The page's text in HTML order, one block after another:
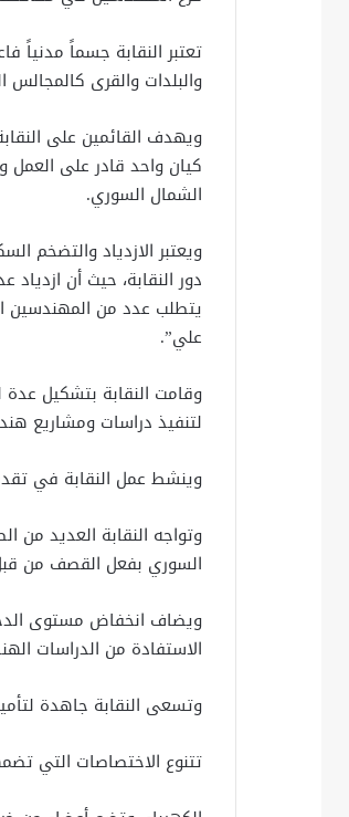
تعتبر النقابة جسماً
والبلدات والقرى كالمجالس
ويهدف القائمين على
كيان واحد قادر على العمل
الشمال السوري.
ويعتبر الازدياد والتضخم
دور النقابة، حيث أن
يتطلب عدد من المهندسين
علي”.
وقامت النقابة بتشكيل
لتنفيذ دراسات ومشاريع
وينشط عمل النقابة في
وتواجه النقابة العديد من
السوري بفعل القصف من
ويضاف انخفاض مستوى
الاستفادة من الدراسات
وتسعى النقابة جاهدة
تتنوع الاختصاصات التي